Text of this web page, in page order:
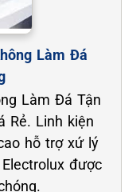
Làm Đá
Làm Đá Tận
Rẻ. Linh kiện
hỗ trợ xứ lý
được